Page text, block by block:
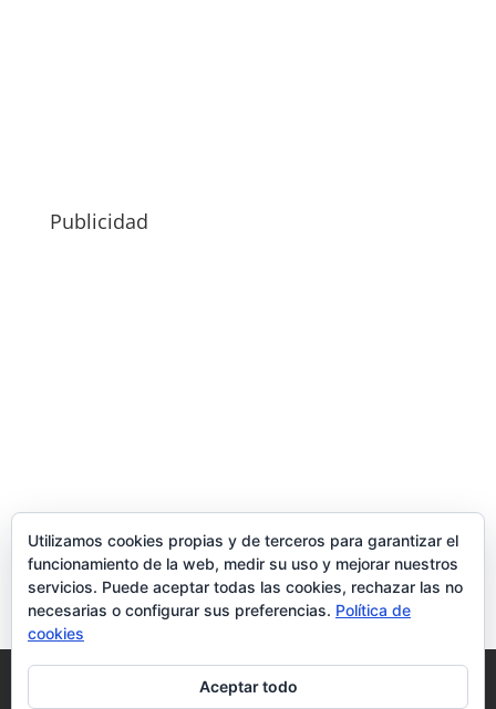
Publicidad
Condiciones y Privacidad
Utilizamos cookies propias y de terceros para garantizar el
funcionamiento de la web, medir su uso y mejorar nuestros
servicios. Puede aceptar todas las cookies, rechazar las no
necesarias o configurar sus preferencias. Política de
cookies
Aceptar todo